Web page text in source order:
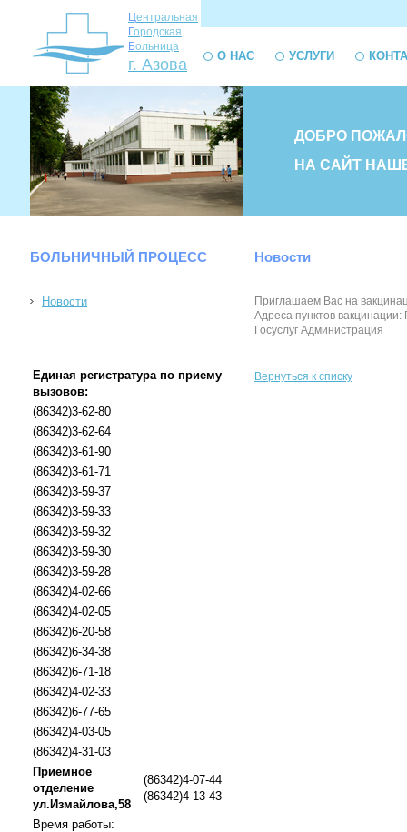
Центральная
Городская
Больница
г. Азова О НАС УСЛУГИ
ДОБРО
НА САЙТ
БОЛЬНИЧНЫЙ ПРОЦЕСС
Новости
Единая регистратура по приему
вызовов:
(86342)3-62-80
(86342)3-62-64
(86342)3-61-90
(86342)3-61-71
(86342)3-59-37
(86342)3-59-33
(86342)3-59-32
(86342)3-59-30
(86342)3-59-28
(86342)4-02-66
(86342)4-02-05
(86342)6-20-58
(86342)6-34-38
(86342)6-71-18
(86342)4-02-33
(86342)6-77-65
(86342)4-03-05
(86342)4-31-03
Приемное
отделение
ул.Измайлова,58
(86342)4-07-44
(86342)4-13-43
Время работы:
Новости
Приглашаем Вас на
Адреса пунктов
Госуслуг Администрация
Вернуться к списку